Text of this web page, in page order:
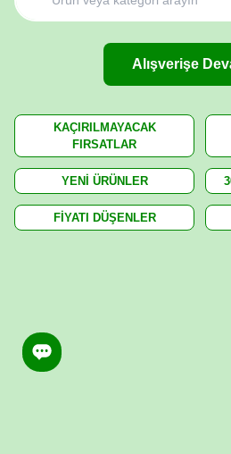
Alışverişe
KAÇIRILMAYACAK
FIRSATLAR
YENİ ÜRÜNLER
FİYATI DÜŞENLER